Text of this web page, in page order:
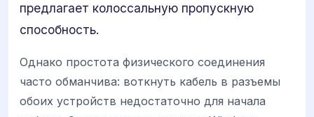
предлагает колоссальную пропускную
способность.
Однако простота физического соединения
часто обманчива: воткнуть кабель в разъемы
обоих устройств недостаточно для начала